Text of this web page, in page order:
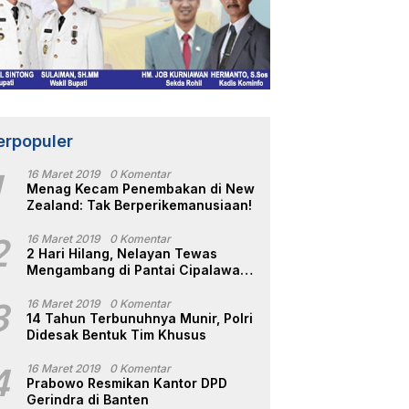
16 Maret 2019 0 Komentar
Menag Kecam Penembakan di New
Zealand: Tak Berperikemanusiaan!
16 Maret 2019 0 Komentar
2 Hari Hilang, Nelayan Tewas
Mengambang di Pantai Cipalawah
16 Maret 2019 0 Komentar
14 Tahun Terbunuhnya Munir, Polri
Didesak Bentuk Tim Khusus
16 Maret 2019 0 Komentar
Prabowo Resmikan Kantor DPD
Gerindra di Banten